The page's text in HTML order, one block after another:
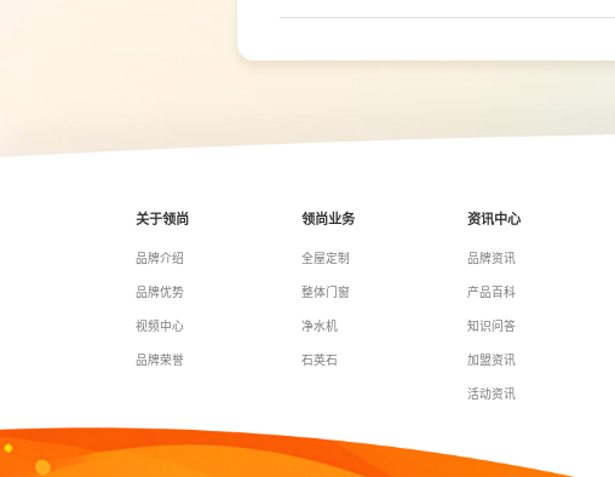
关于领尚
品牌介绍
品牌优势
视频中心
品牌荣誉
领尚业务
全屋定制
整体门窗
净水机
石英石
资讯中心
品牌资讯
产品百科
知识问答
加盟资讯
活动资讯